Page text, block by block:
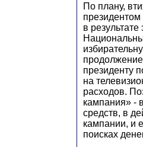
По плану,
в
президенту
на
расходов.
кампания» -
средств, в
кампании, и
поисках